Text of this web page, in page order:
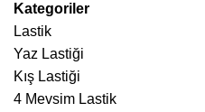
Kategoriler
Lastik
Yaz Lastiği
Kış Lastiği
4 Mevsim Lastik